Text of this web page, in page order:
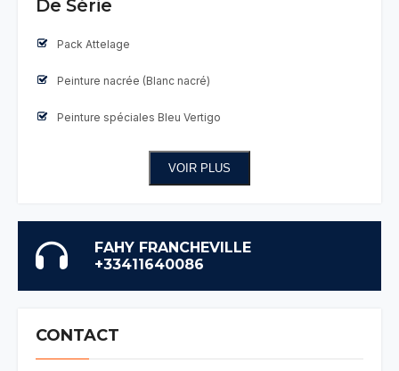
De Série
Pack Attelage
Peinture nacrée (Blanc nacré)
Peinture spéciales Bleu Vertigo
VOIR PLUS
FAHY FRANCHEVILLE
+33411640086
CONTACT